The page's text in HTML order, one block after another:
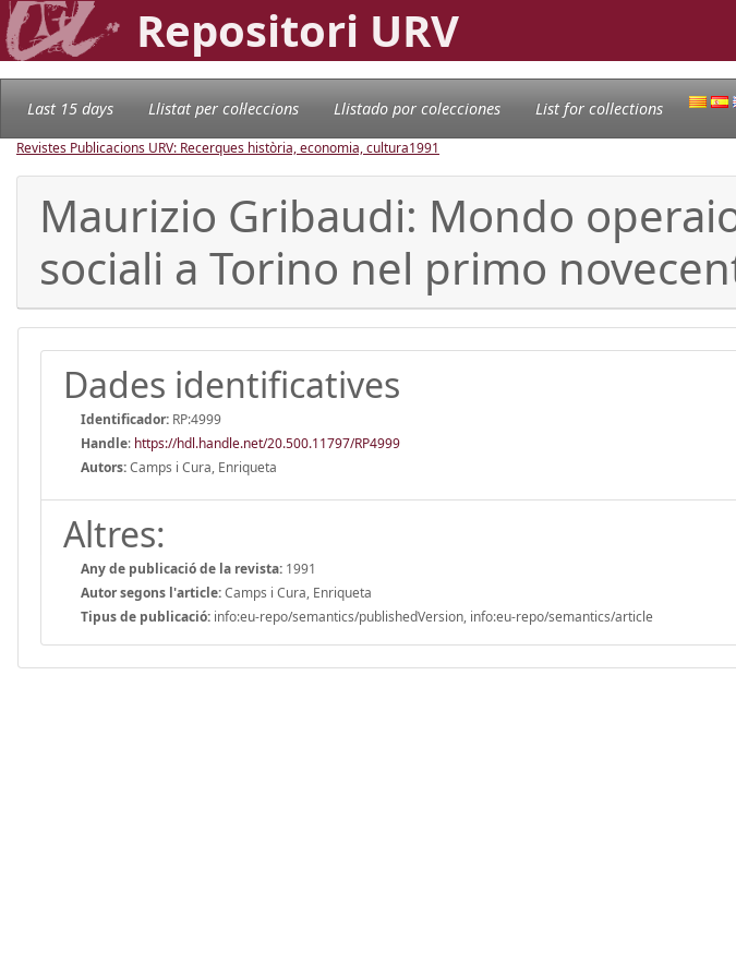
Repositori URV
Last 15 days Llistat per col·leccions Llistado por colecciones List for collections
Revistes Publicacions URV: Recerques història, economia, cultura1991
Maurizio Gribaudi: Mondo
sociali a Torino nel primo
Dades identificatives
Identificador: RP:4999
Handle: https://hdl.handle.net/20.500.11797/RP4999
Autors:Camps i Cura, Enriqueta
Altres:
Any de publicació de la revista: 1991
Autor segons l'article:Camps i Cura, Enriqueta
Tipus de publicació: info:eu-repo/semantics/publishedVersion, info:eu-repo/semantics/article